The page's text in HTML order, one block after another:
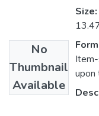
No
Thumbnail
Available
Size:
upon